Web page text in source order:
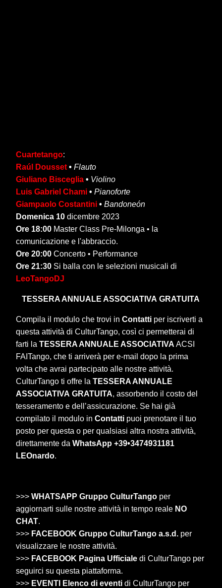
Cuartetango:
Raúl Dousset •Flauto
Giuliano Bisceglia • Violino
Luis Gabriel Chami •Pianoforte
Giampaolo Costantini •Bandoneón
Domenica 10 dicembre 2023
Ore 18:00 Master Class Pre-Milonga • la
comunicazione e l'abbraccio.
Ore 20:00 Concerto • Performance
Ore 21:30 Si balla con le selezioni musicali di
LeoTangoDJ
TESSERA ANNUALE ASSOCIATIVA GRATUITA
Compila il modulo che trovi inContatti per iscriverti a
questa attività di CulturTango, così ci permetterai di
farti laTESSERA ANNUALE ASSOCIATIVA ACSI
FAITango, che ti arriverà per e-mail dopo la prima
volta che avrai partecipato alle nostre attività.
CulturTango ti offre laTESSERA ANNUALE
ASSOCIATIVA GRATUITA, assorbendo il costo del
tesseramento e dell’assicurazione. Se hai già
compilato il modulo inContatti puoi prenotare il tuo
posto per questa o per qualsiasi altra nostra attività,
direttamente da WhatsApp +39•3474931181
LEOnardo.
>>>WHATSAPP Gruppo CulturTango per
aggiornarti sulle nostre attività in tempo reale NO
CHAT.
>>> FACEBOOK Gruppo CulturTango a.s.d. per
visualizzare le nostre attività.
>>> FACEBOOK Pagina Ufficiale di CulturTango per
seguirci su questa piattaforma.
>>> EVENTI Elenco di eventi di CulturTango per